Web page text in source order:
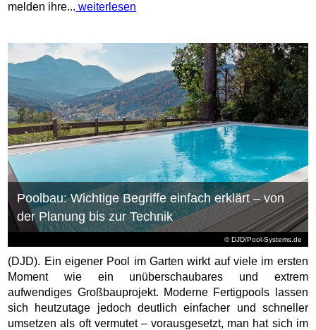
melden ihre... weiterlesen
© DJD/Pool-Systems.de
Poolbau: Wichtige Begriffe einfach erklärt – von
der Planung bis zur Technik
(DJD). Ein eigener Pool im Garten wirkt auf viele im ersten
Moment wie ein unüberschaubares und extrem
aufwendiges Großbauprojekt. Moderne Fertigpools lassen
sich heutzutage jedoch deutlich einfacher und schneller
umsetzen als oft vermutet – vorausgesetzt, man hat sich im